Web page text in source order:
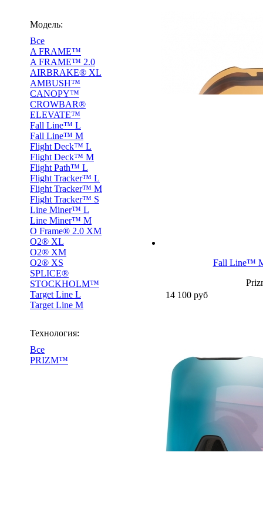
Модель:
Все
A FRAME™
A FRAME™ 2.0
AIRBRAKE® XL
AMBUSH™
CANOPY™
CROWBAR®
ELEVATE™
Fall Line™ L
Fall Line™ M
Flight Deck™ L
Flight Deck™ M
Flight Path™ L
Flight Tracker™ L
Flight Tracker™ M
Flight Tracker™ S
Line Miner™ L
Line Miner™ M
O Frame® 2.0 XM
O2® XL
O2® XM
O2® XS
SPLICE®
STOCKHOLM™
Target Line L
Target Line M
Технология:
Все
PRIZM™
Fall Line™
14 100 руб